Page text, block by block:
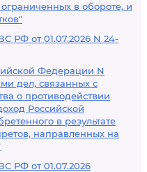
в обороте, и
РФ от 01.07.2026 N 24-
Федерации N
дел, связанных с
о противодействии
Российской
в результате
направленных на
РФ от 01.07.2026